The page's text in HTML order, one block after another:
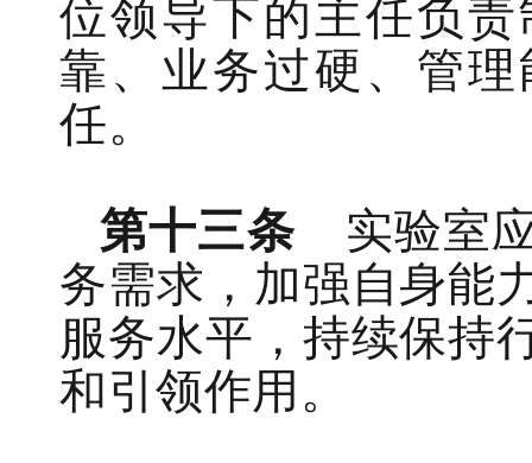
位领导下的主任负
靠、业务过硬、管
任。
第十三条
实验室
务需求， 加强自身能
服务水平，持续保持
和引领作用。